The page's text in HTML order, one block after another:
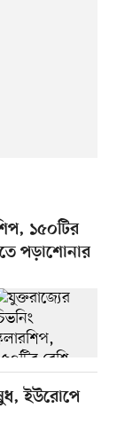
১৫০টির
পড়াশোনার
ইউরোপে